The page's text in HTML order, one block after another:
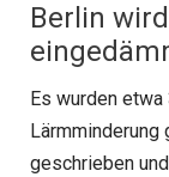
Berlin
Es wurden
geschrieben